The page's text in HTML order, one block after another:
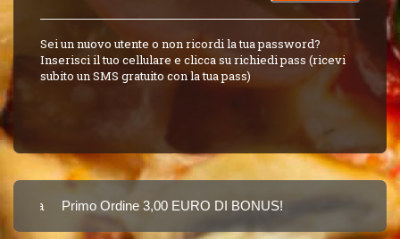
Sei un nuovo utente o non ricordi la tua password?
Inserisci il tuo cellulare e clicca su richiedi pass (ricevi
subito un SMS gratuito con la tua pass)
Primo Ordine 3,00 EURO DI BONUS!
8 PUNTI 3,00